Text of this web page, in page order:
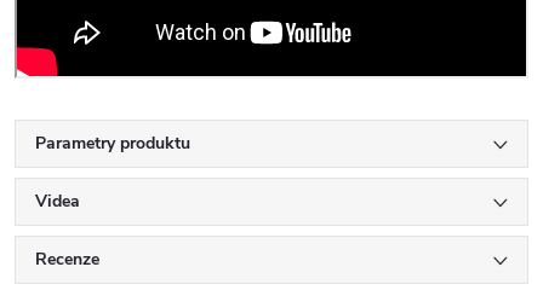
Parametry produktu
Videa
Recenze